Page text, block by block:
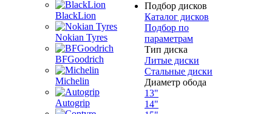
BlackLion
Nokian Tyres
BFGoodrich
Michelin
Autogrip
Подбор дисков
Каталог дисков
Подбор по
параметрам
Тип диска
Литые диски
Стальные диски
Диаметр обода
13"
14"